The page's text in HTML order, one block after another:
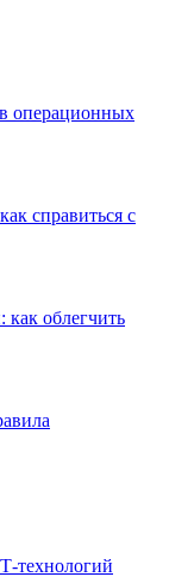
операционных
справиться с
как облегчить
технологий